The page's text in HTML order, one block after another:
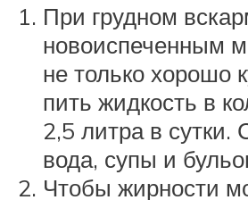
При грудном
новоиспеченным
не только хорошо
пить жидкость в
2,5 литра в сутки.
вода, супы и
Чтобы жирности